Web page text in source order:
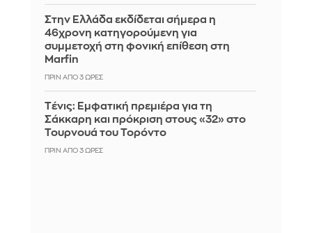
Στην Ελλάδα εκδίδεται σήμερα η
46χρονη κατηγορούμενη για
συμμετοχή στη φονική επίθεση στη
Marfin
ΠΡΙΝ ΑΠΌ 3 ΏΡΕΣ
Tένις: Εμφατική πρεμιέρα για τη
Σάκκαρη και πρόκριση στους «32» στο
Τουρνουά του Τορόντο
ΠΡΙΝ ΑΠΌ 3 ΏΡΕΣ